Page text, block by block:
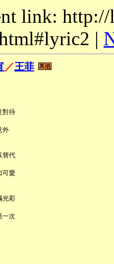
link:
|
／王菲
對待
外
替代
可愛
光彩
一次